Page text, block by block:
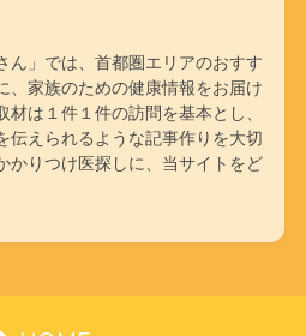
ん」では、首都圏エリアのおすす
、家族のための健康情報をお届け
材は１件１件の訪問を基本とし、
伝えられるような記事作りを大切
かりつけ医探しに、当サイトをど